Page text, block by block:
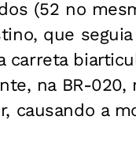
(52 no
que
carreta
na BR-020,
causando a